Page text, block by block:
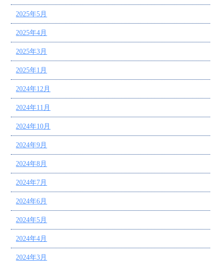
2025年5月
2025年4月
2025年3月
2025年1月
2024年12月
2024年11月
2024年10月
2024年9月
2024年8月
2024年7月
2024年6月
2024年5月
2024年4月
2024年3月